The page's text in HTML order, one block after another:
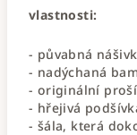
vlastnosti:
- půvabná
- nadýchaná
- originální
- hřejivá
- šála, která